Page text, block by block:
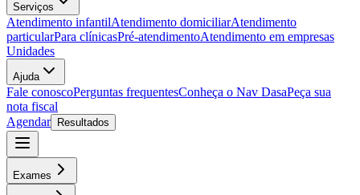
Serviços
Atendimento infantilAtendimento domiciliarAtendimento
particularPara clínicasPré-atendimentoAtendimento em empresas
Unidades
Ajuda
Fale conoscoPerguntas frequentesConheça o Nav DasaPeça sua
nota fiscal
Agendar
Resultados
Exames